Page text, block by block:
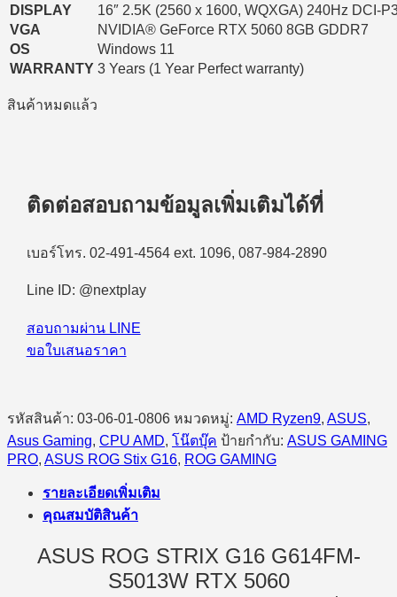
DISPLAY
16″ 2.5K (2560 x 1600, WQXGA) 240Hz DCI-
VGA
NVIDIA® GeForce RTX 5060 8GB GDDR7
OS
Windows 11
WARRANTY 3 Years (1 Year Perfect warranty)
สินค้าหมดแล้ว
ติดต่อสอบถามข้อมูลเพิ่มเติมได้ที่
เบอร์โทร. 02-491-4564 ext. 1096, 087-984-2890
Line ID: @nextplay
สอบถามผ่าน LINE
ขอใบเสนอราคา
รหัสสินค้า: 03-06-01-0806 หมวดหมู่: AMD Ryzen9, ASUS,
Asus Gaming, CPU AMD, โน๊ตบุ๊ค ป้ายกำกับ: ASUS GAMING
PRO, ASUS ROG Stix G16, ROG GAMING
รายละเอียดเพิ่มเติม
คุณสมบัติสินค้า
ASUS ROG STRIX G16 G614FM-
S5013W RTX 5060